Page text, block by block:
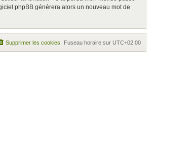
phpBB générera alors un nouveau mot de
Fuseau horaire sur UTC+02:00
Supprimer les cookies